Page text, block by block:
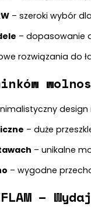
– szeroki wybór
– dopasowanie
rozwiązania do
design
– duże
– unikalne
– wygodne
–